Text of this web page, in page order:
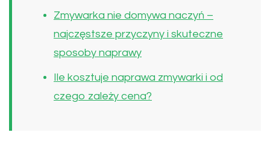
Zmywarka nie domywa naczyń –
najczęstsze przyczyny i skuteczne
sposoby naprawy
Ile kosztuje naprawa zmywarki i od
czego zależy cena?